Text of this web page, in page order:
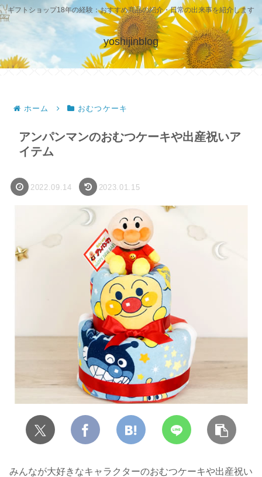
ギフトショップ18年の経験：おすすめ商品の紹介・日常の出来事を紹介します
yoshijinblog
ホーム おむつケーキ
アンパンマンのおむつケーキや出産祝いア
イテム
2022.09.14 2023.01.15
みんなが大好きなキャラクターのおむつケーキや出産祝い